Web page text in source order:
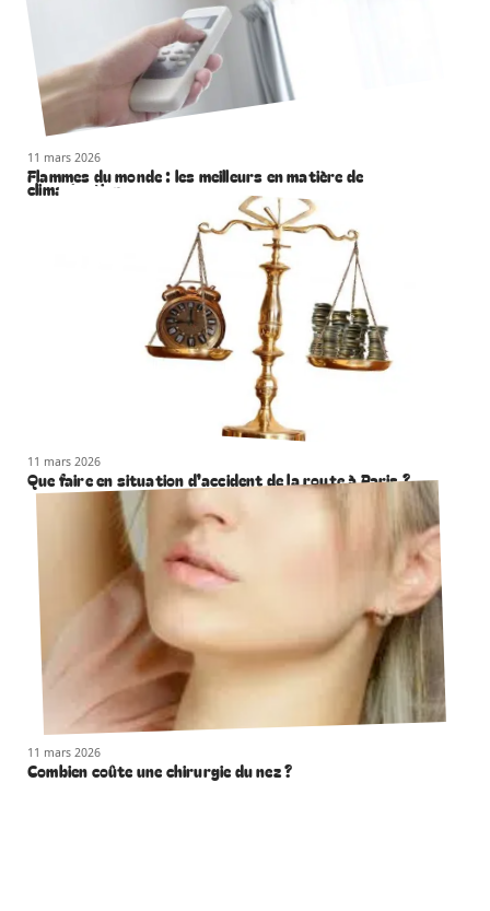
11 mars 2026
Flammes du monde : les meilleurs en matière de
climatisation
11 mars 2026
Que faire en situation d’accident de la route à Paris ?
11 mars 2026
Combien coûte une chirurgie du nez ?